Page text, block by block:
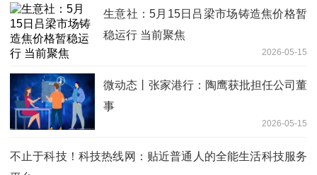
生意社：5月15日吕梁市场铸造焦价格暂
稳运行 当前聚焦
2026-05-15
微动态丨张家港行：陶鹰获批担任公司董
事
2026-05-15
不止于科技！科技热线网：贴近普通人的全能生活科技服务